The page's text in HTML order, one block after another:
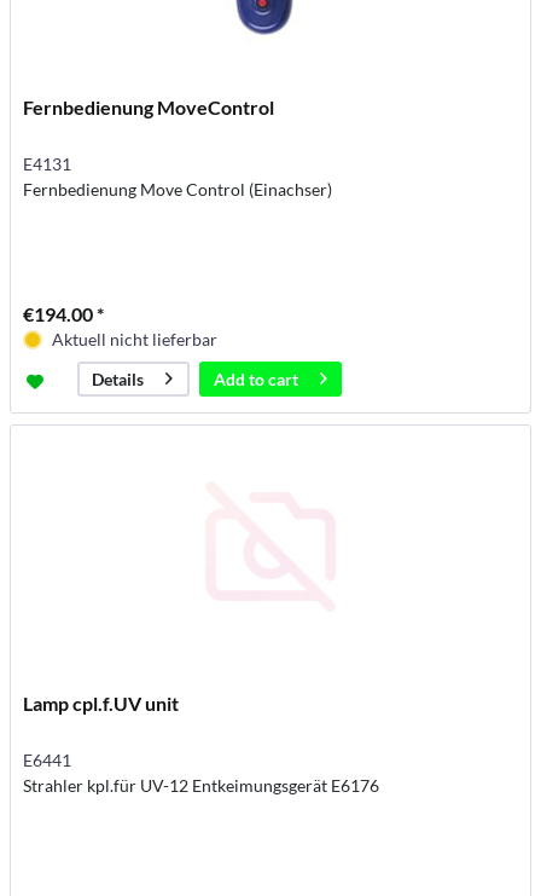
Fernbedienung MoveControl
E4131
Fernbedienung Move Control (Einachser)
€194.00 *
Aktuell nicht lieferbar
Details
Add tocart
Lamp cpl.f.UV unit
E6441
Strahler kpl.für UV-12 Entkeimungsgerät E6176